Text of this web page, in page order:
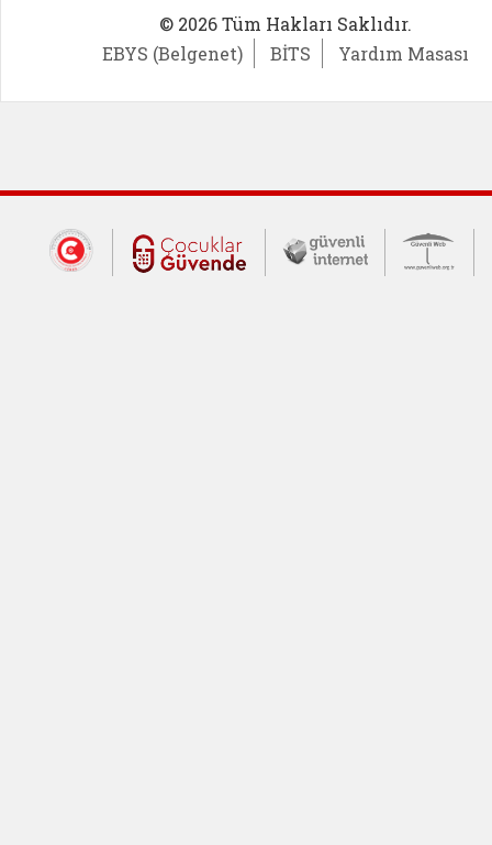
© 2026 Tüm Hakları Saklıdır.
EBYS (Belgenet)
BİTS Yardım Masası
Dış Bağlantılar
Cumhurbaşkanlığı İletişim Merkezi
Çocuklar Güvende (yeni
Güvenli